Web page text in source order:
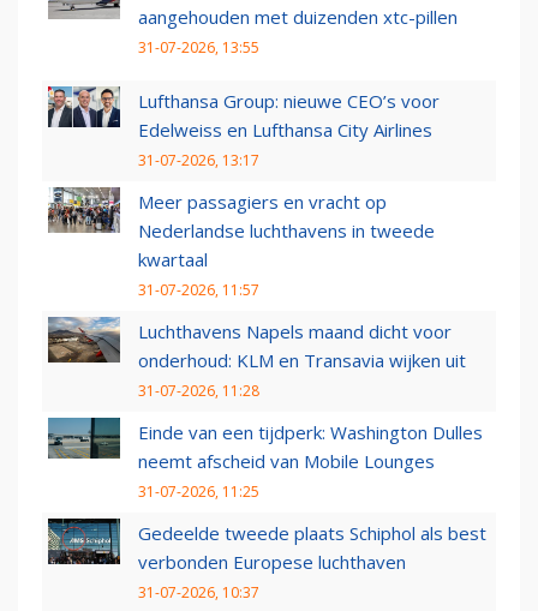
aangehouden met duizenden xtc-pillen
31-07-2026, 13:55
Lufthansa Group: nieuwe CEO’s voor
Edelweiss en Lufthansa City Airlines
31-07-2026, 13:17
Meer passagiers en vracht op
Nederlandse luchthavens in tweede
kwartaal
31-07-2026, 11:57
Luchthavens Napels maand dicht voor
onderhoud: KLM en Transavia wijken uit
31-07-2026, 11:28
Einde van een tijdperk: Washington Dulles
neemt afscheid van Mobile Lounges
31-07-2026, 11:25
Gedeelde tweede plaats Schiphol als best
verbonden Europese luchthaven
31-07-2026, 10:37